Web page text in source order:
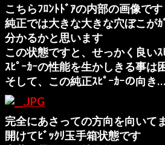
こちらﾌﾛﾝﾄﾄﾞｱの内部の画像です
純正では大きな大きな穴ぼこが
分かるかと思います
この状態ですと、せっかく良い
ｽﾋﾟｰｶｰの性能を生かしきる事は
そして、この純正ｽﾋﾟｰｶｰの向き…
完全にあさっての方向を向いて
開けてﾋﾞｯｸﾘ玉手箱状態です